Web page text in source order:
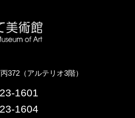
しもだて美術館
372（アルテリオ3階）
1601
1604